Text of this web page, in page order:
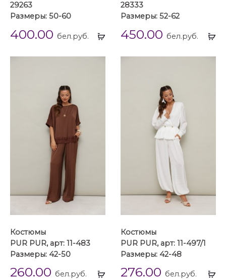
Выбрать
29263
Размеры: 50-60
400.00 бел.руб.
28333
Размеры: 52-62
450.00 бел.руб.
Выбрать
Костюмы
PUR PUR, арт: 11-483
Размеры: 42-50
260.00 бел.руб.
Костюмы
PUR PUR, арт: 11-497/1
Размеры: 42-48
276.00 бел.руб.